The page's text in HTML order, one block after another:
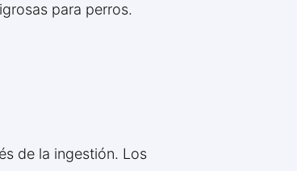
para perros.
de la ingestión. Los